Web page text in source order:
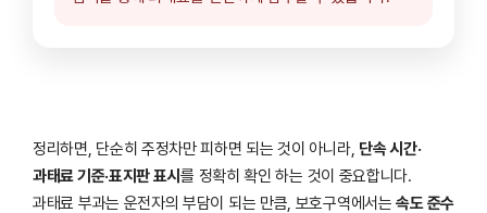
정리하면, 단순히 주정차만 피하면 되는 것이 아니라, 단속 시간·
과태료 기준·표지판 표시를 정확히 확인 하는 것이 중요합니다.
과태료 부과는 운전자의 부담이 되는 만큼, 보호구역에서는속도 준수